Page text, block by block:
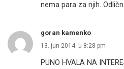
nema para za njih.
goran kamenko
13. jun 2014. u 8:28 pm
PUNO HVALA NA